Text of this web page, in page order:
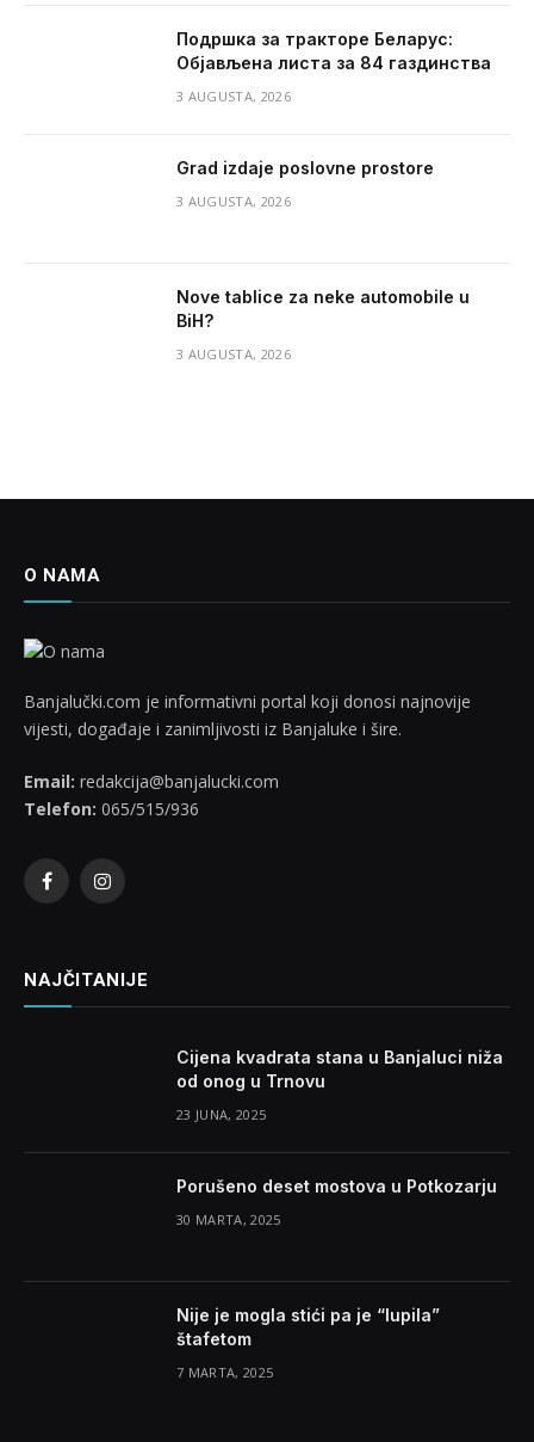
Подршка за тракторе Беларус:
Објављена листа за 84 газдинства
3 AUGUSTA, 2026
Grad izdaje poslovne prostore
3 AUGUSTA, 2026
Nove tablice za neke automobile u
BiH?
3 AUGUSTA, 2026
O NAMA
Banjalučki.com je informativni portal koji donosi najnovije
vijesti, događaje i zanimljivosti iz Banjaluke i šire.
Email: redakcija@banjalucki.com
Telefon: 065/515/936
FacebookInstagram
NAJČITANIJE
Cijena kvadrata stana u Banjaluci niža
od onog u Trnovu
23 JUNA, 2025
Porušeno deset mostova u Potkozarju
30 MARTA, 2025
Nije je mogla stići pa je “lupila”
štafetom
7 MARTA, 2025